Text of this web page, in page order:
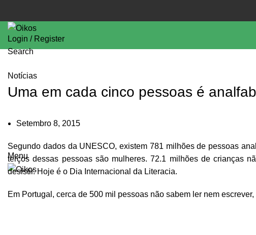
Login / Register
Search
Menu
Notícias
Uma em cada cinco pessoas é
Setembro 8, 2015
Segundo dados da UNESCO, existem 781 milhões de pessoas
terços dessas pessoas são mulheres. 72.1 milhões de crianças
desistir.Hoje é o Dia Internacional da Literacia.
Em Portugal, cerca de 500 mil pessoas não sabem ler nem